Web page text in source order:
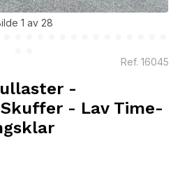
1 av 28
Ref. 16045
-
- Lav Time-